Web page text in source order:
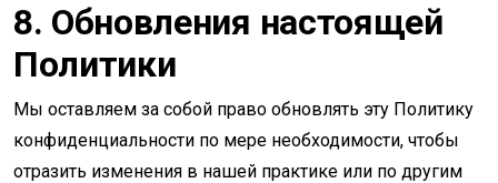
8. Обновления настоящей
Политики
Мы оставляем за собой право обновлять эту Политику
конфиденциальности по мере необходимости, чтобы
отразить изменения в нашей практике или по другим